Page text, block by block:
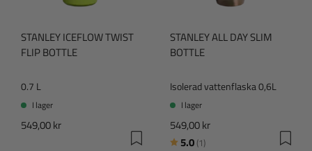
STANLEY ICEFLOW TWIST
FLIP BOTTLE
0.7 L
I lager
549,00 kr
STANLEY ALL DAY SLIM
BOTTLE
Isolerad vattenflaska 0,6L
I lager
549,00 kr
Betyg:
5.0(1)utav 5 stjärnor